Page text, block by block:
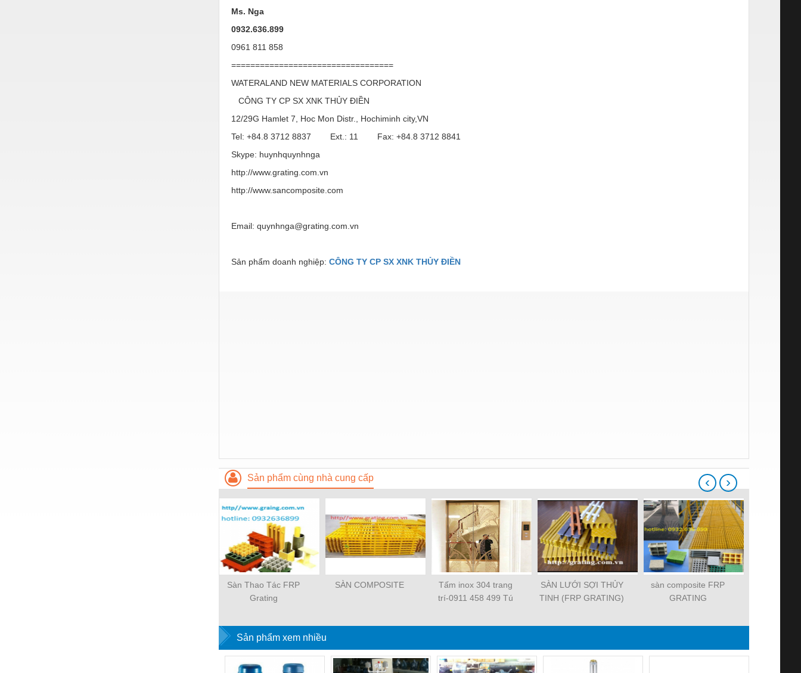
Ms. Nga
0932.636.899
0961 811 858
==================================
WATERALAND NEW MATERIALS CORPORATION
CÔNG TY CP SX XNK THỦY ĐIỀN
12/29G Hamlet 7, Hoc Mon Distr., Hochiminh city,VN
Tel: +84.8 3712 8837 Ext.: 11 Fax: +84.8 3712 8841
Skype: huynhquynhnga
http://www.grating.com.vn
http://www.sancomposite.com
Email: quynhnga@grating.com.vn
Sản phẩm doanh nghiệp: CÔNG TY CP SX XNK THỦY ĐIỀN
Sản phẩm cùng nhà cung cấp
Sàn Thao Tác FRP
Grating
SÀN COMPOSITE
Tấm inox 304 trang
trí-0911 458 499 Tú
SÀN LƯỚI SỢI THỦY
TINH (FRP GRATING)
sàn composite FRP
GRATING
‹ ›
Sản phẩm xem nhiều